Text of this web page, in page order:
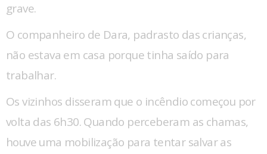
grave.
O companheiro de Dara, padrasto das crianças,
não estava em casa porque tinha saído para
trabalhar.
Os vizinhos disseram que o incêndio começou por
volta das 6h30. Quando perceberam as chamas,
houve uma mobilização para tentar salvar as